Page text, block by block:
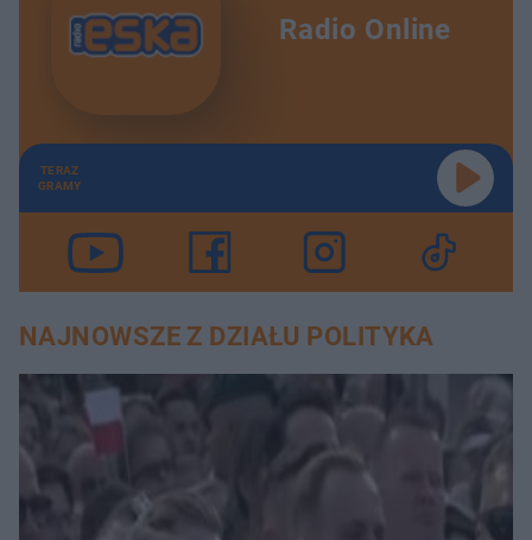
Radio Online
TERAZ
GRAMY
NAJNOWSZE Z DZIAŁU POLITYKA